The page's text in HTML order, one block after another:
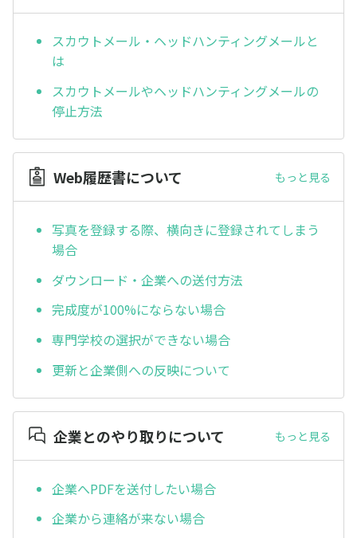
スカウトメール・ヘッドハンティングメールと
は
スカウトメールやヘッドハンティングメールの
停止方法
Web履歴書について もっと見る
写真を登録する際、横向きに登録されてしまう
場合
ダウンロード・企業への送付方法
完成度が100%にならない場合
専門学校の選択ができない場合
更新と企業側への反映について
企業とのやり取りについて もっと見る
企業へPDFを送付したい場合
企業から連絡が来ない場合